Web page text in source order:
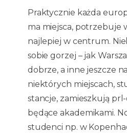
Praktycznie każda
ma miejsca, potrzebuje
najlepiej w centrum.
sobie gorzej – jak
dobrze, a inne jeszcze
niektórych miejscach,
stancje, zamieszkują
będące akademikami.
studenci np. w